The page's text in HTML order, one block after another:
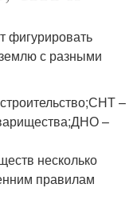
фигурировать
с разными
–
–
несколько
правилам